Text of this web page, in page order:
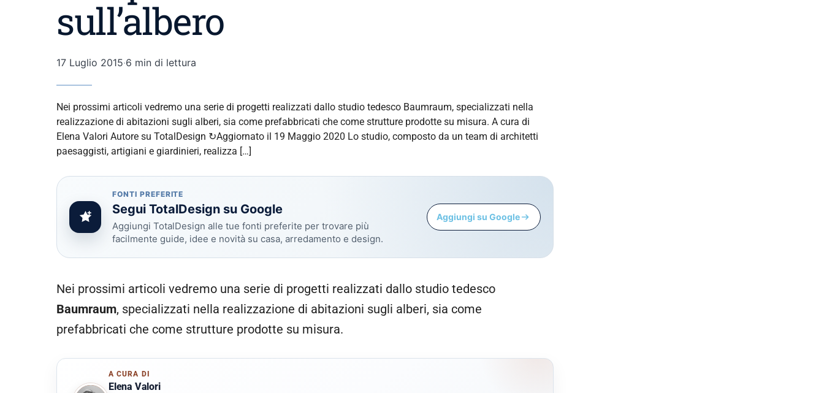
sull’albero
17 Luglio 2015·6 min di lettura
Nei prossimi articoli vedremo una serie di progetti realizzati dallo studio tedesco Baumraum, specializzati nella
realizzazione di abitazioni sugli alberi, sia come prefabbricati che come strutture prodotte su misura. A cura di
Elena Valori Autore su TotalDesign ↻Aggiornato il 19 Maggio 2020 Lo studio, composto da un team di architetti
paesaggisti, artigiani e giardinieri, realizza […]
FONTI PREFERITE
Segui TotalDesign su Google
Aggiungi TotalDesign alle tue fonti preferite per trovare più
facilmente guide, idee e novità su casa, arredamento e design.
Aggiungi su Google
Nei prossimi articoli vedremo una serie di progetti realizzati dallo studio tedesco
Baumraum, specializzati nella realizzazione di abitazioni sugli alberi, sia come
prefabbricati che come strutture prodotte su misura.
A CURA DI
Elena Valori